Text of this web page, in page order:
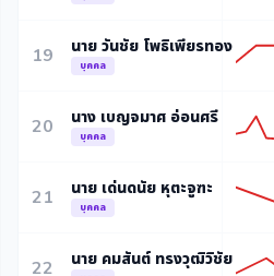
19 นาย วันชัย โพธิเพียรทอง
บุคคล
20 นาง เบญจมาศ อ่อนศรี
บุคคล
21 นาย เด่นดนัย หุตะจูฑะ
บุคคล
22 นาย คมสันต์ ทรงวุฒิวิชัย